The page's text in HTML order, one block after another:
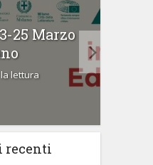
25 Marzo
lettura
recenti